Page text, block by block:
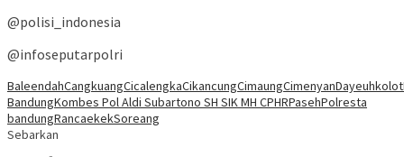
@polisi_indonesia
@infoseputarpolri
BaleendahCangkuangCicalengkaCikancungCimaungCimenyanDayeuhkolot
BandungKombes Pol Aldi Subartono SH SIK MH CPHRPasehPolresta
bandungRancaekekSoreang
Sebarkan